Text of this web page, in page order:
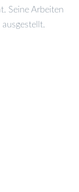
Seine Arbeiten